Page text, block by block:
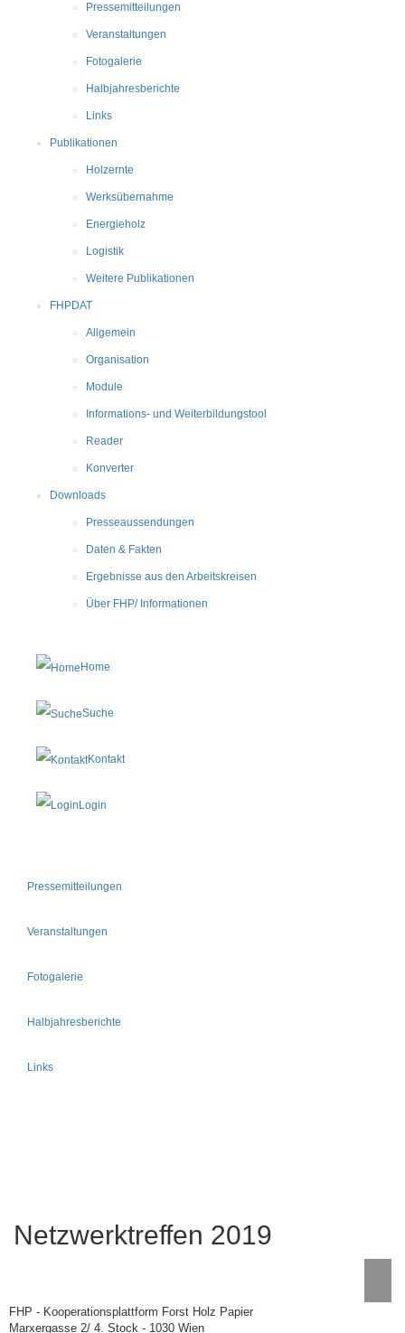
Pressemitteilungen
Veranstaltungen
Fotogalerie
Halbjahresberichte
Links
Publikationen
Holzernte
Werksübernahme
Energieholz
Logistik
Weitere Publikationen
FHPDAT
Allgemein
Organisation
Module
Informations- und Weiterbildungstool
Reader
Konverter
Downloads
Presseaussendungen
Daten & Fakten
Ergebnisse aus den Arbeitskreisen
Über FHP/ Informationen
Home
Suche
Kontakt
Login
Pressemitteilungen
Veranstaltungen
Fotogalerie
Halbjahresberichte
Links
Netzwerktreffen 2019
FHP - Kooperationsplattform Forst Holz Papier
Marxergasse 2/ 4. Stock - 1030 Wien